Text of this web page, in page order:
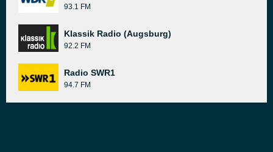
93.1 FM
Klassik Radio (Augsburg)
92.2 FM
Radio SWR1
94.7 FM